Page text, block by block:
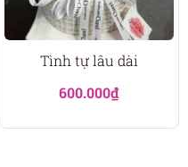
Tình tự lâu dài
600.000₫